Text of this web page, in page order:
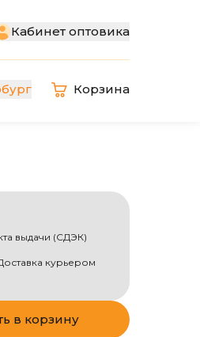
Кабинет оптовика
Корзина
выдачи (СДЭК)
курьером
в корзину